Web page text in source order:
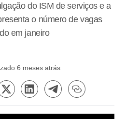
do ISM de serviços e a
o número de vagas
em janeiro
6 meses atrás